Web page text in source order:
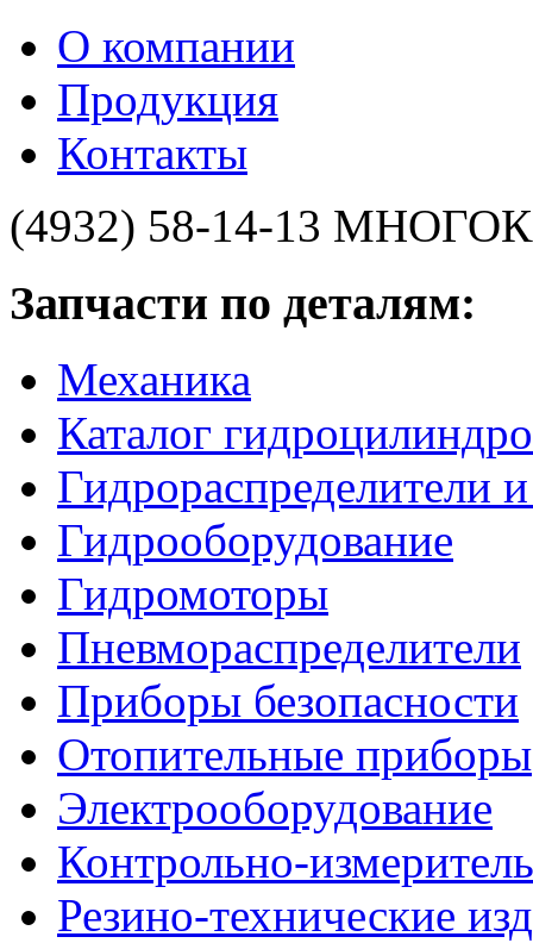
О компании
Продукция
Контакты
(4932) 58-14-13
Запчасти по деталям:
Механика
Каталог
Гидрораспределители
Гидрооборудование
Гидромоторы
Пневмораспределители
Приборы безопасности
Отопительные приборы
Электрооборудование
Контрольно-
Резино-технические